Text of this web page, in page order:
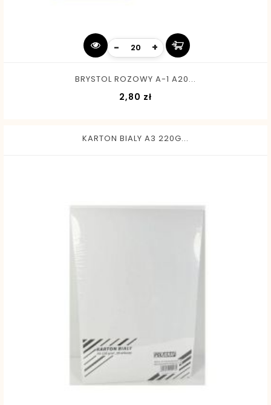
- +
BRYSTOL ROZOWY A-1 A20...
2,80 złCena
KARTON BIALY A3 220G...